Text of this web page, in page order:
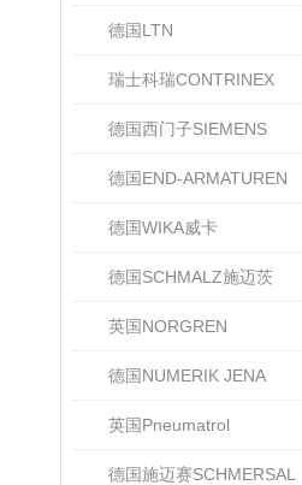
德国LTN
瑞士科瑞CONTRINEX
德国西门子SIEMENS
德国END-ARMATUREN
德国WIKA威卡
德国SCHMALZ施迈茨
英国NORGREN
德国NUMERIK JENA
英国Pneumatrol
德国施迈赛SCHMERSAL